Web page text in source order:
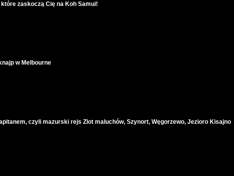
zaskoczą Cię na Koh Samui!
w Melbourne
czyli mazurski rejs Zlot maluchów, Szynort, Węgorzewo, Jezioro Kisajno